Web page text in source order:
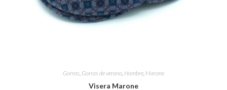
Gorras Gorras de verano Hombre Marone
Visera Marone